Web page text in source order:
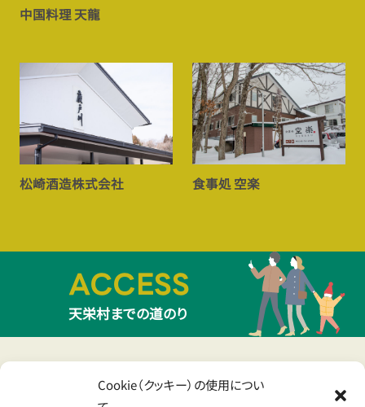
Cookie（クッキー）の使用につい
中国料理 天龍
松崎酒造株式会社 食事処 空楽
ACCESS
天栄村までの道のり